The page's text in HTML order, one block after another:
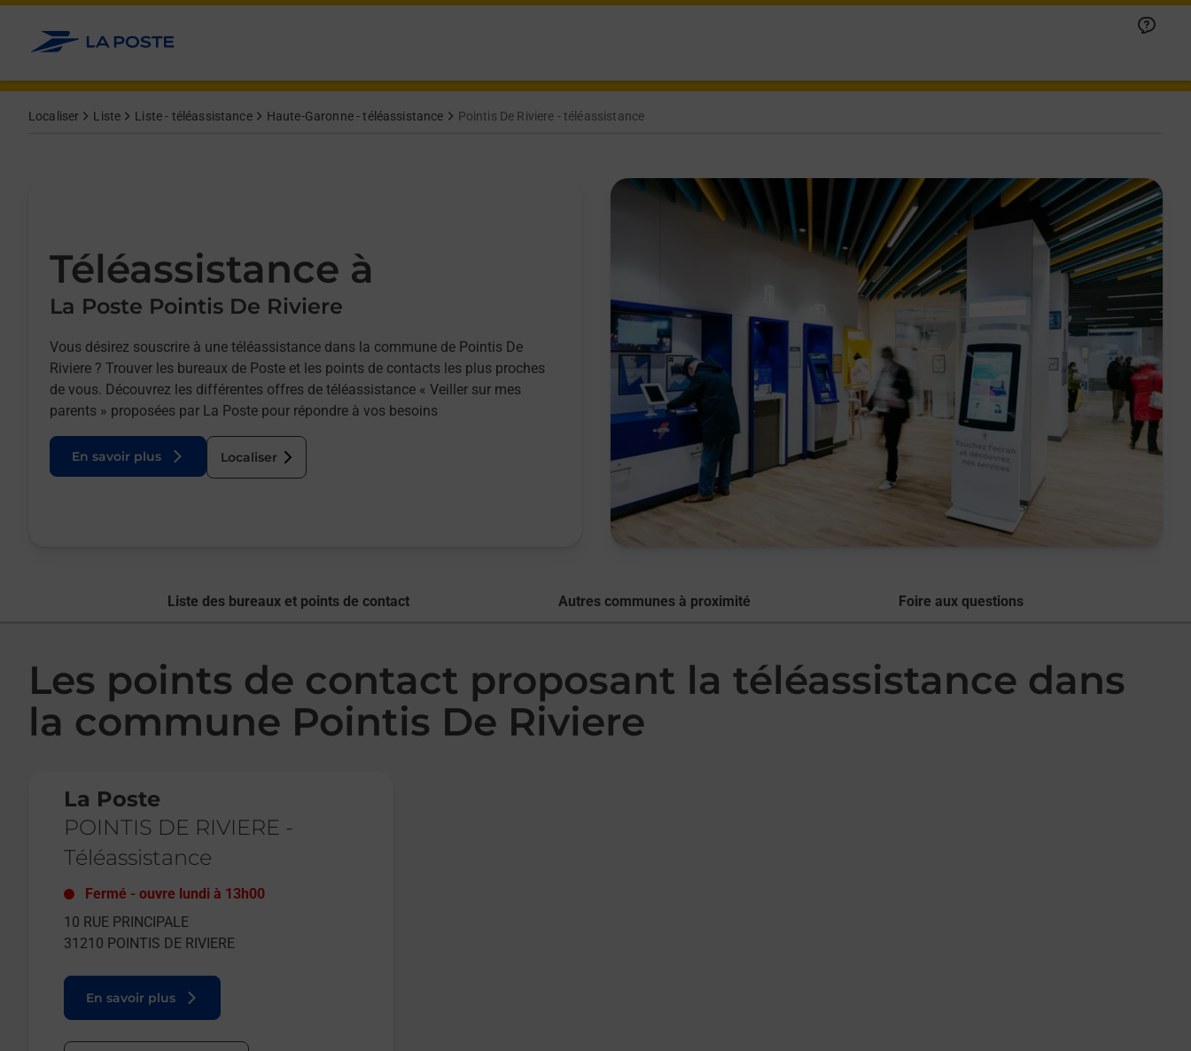
Allez au contenu
Localiser Liste Liste - téléassistance Haute-Garonne - téléassistance Pointis De Riviere - téléassistance
Téléassistance à
La Poste Pointis De Riviere
Vous désirez souscrire à une téléassistance dans la commune de Pointis De
Riviere ? Trouver les bureaux de Poste et les points de contacts les plus proches
de vous. Découvrez les différentes offres de téléassistance « Veiller sur mes
parents » proposées par La Poste pour répondre à vos besoins
En savoir plus Localiser
Liste des bureaux et points de contact Autres communes à proximité Foire aux questions
Les points de contact proposant la téléassistance dans
la commune Pointis De Riviere
La Poste
POINTIS DE RIVIERE -
Téléassistance
Fermé - ouvre lundi à 13h00
10 RUE PRINCIPALE
31210 POINTIS DE RIVIERE
En savoir plus
Afficher ou masquer la réponse
Afficher ou masquer la réponse
Afficher ou masquer la réponse